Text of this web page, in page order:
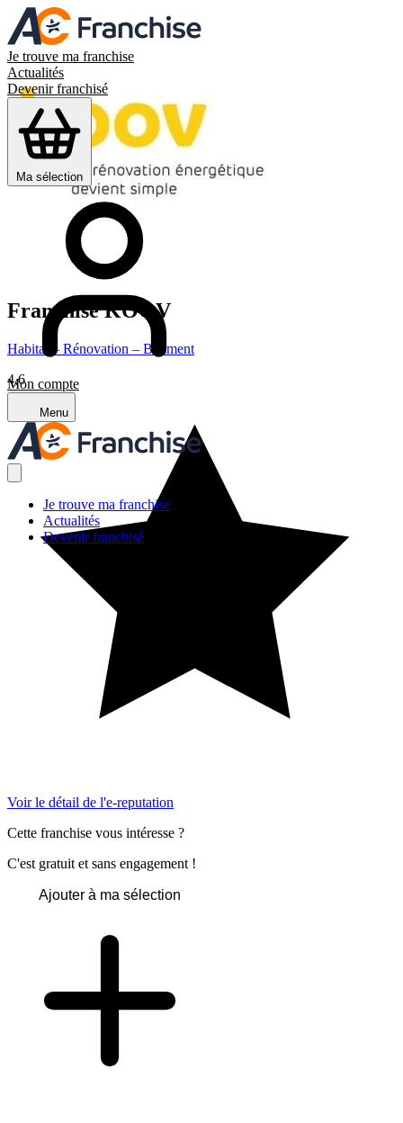
Je trouve ma franchise
Actualités
Devenir franchisé
Ma sélection
Mon compte
Menu
Je trouve ma franchise
Actualités
Devenir franchisé
Franchise KOOV
Habitat – Rénovation – Bâtiment
4,6
Voir le détail de l'e-reputation
Cette franchise vous intéresse ?
C'est gratuit et sans engagement !
Ajouter à ma sélection